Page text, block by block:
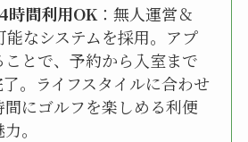
時間利用OK ：無人運営＆
能なシステムを採用。アプ
ことで、予約から入室まで
。ライフスタイルに合わせ
にゴルフを楽しめる利便
。